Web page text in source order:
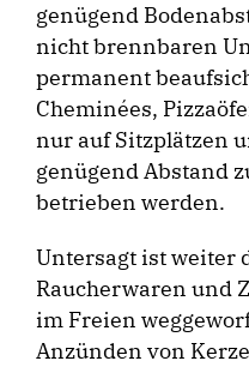
genügend
nicht brennbaren
permanent
Cheminées,
nur auf Sitzplätzen
genügend Abstand
betrieben werden.
Untersagt ist weiter
Raucherwaren und
im Freien
Anzünden von